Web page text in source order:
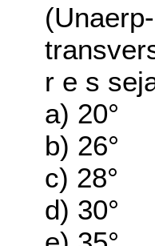
r e s
a) 20°
b) 26°
c) 28°
d) 30°